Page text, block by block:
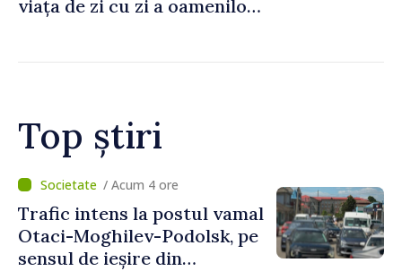
viața de zi cu zi a oamenilor
Top știri
/ Acum 1 oră
Judocanul Vladimir Iacomi a
cucerit bronzul la Cupa
Europei de tineret de la